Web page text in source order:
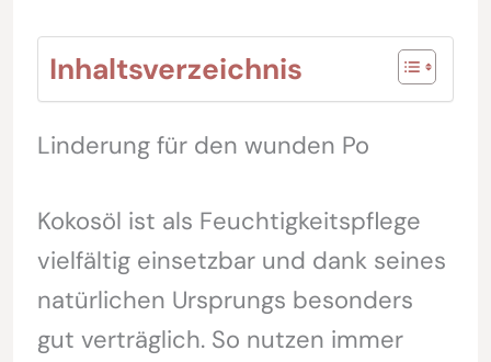
Inhaltsverzeichnis
Linderung für den wunden Po
Kokosöl ist als Feuchtigkeitspflege
vielfältig einsetzbar und dank seines
natürlichen Ursprungs besonders
gut verträglich. So nutzen immer